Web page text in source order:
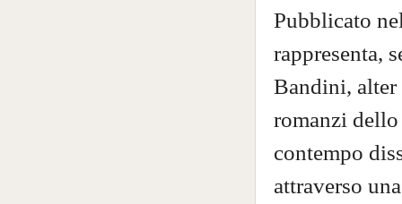
Pubblicato
rappresenta,
Bandini, alter
romanzi
contempo
attraverso